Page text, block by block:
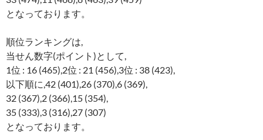
となっております。
順位ランキングは,
当せん数字(ポイント)として,
1位 : 16 (465),2位 : 21 (456),3位 : 38 (423),
以下順に,42 (401),26 (370),6 (369),
32 (367),2 (366),15 (354),
35 (333),3 (316),27 (307)
となっております。